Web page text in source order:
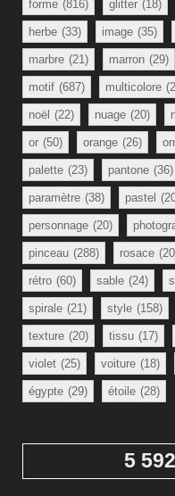
forme (816) glitter (18)
herbe (33) image (35)
marbre (21) marron (29)
motif (687) multicolore
noël (22) nuage (20)
or (50) orange (26)
palette (23) pantone (36)
paramètre (38) pastel
personnage (20)
pinceau (288) rosace
rétro (60) sable (24)
spirale (21) style (158)
texture (20) tissu (17)
violet (25) voiture (18)
égypte (29) étoile (28)
5